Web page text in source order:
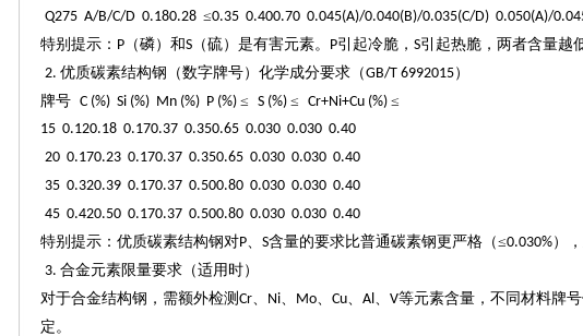
Q275 A/B/C/D 0.180.28 ≤0.35 0.400.70 0.045(A)/0.040(B)/0.035(C/D) 0.050(A)/
特别提示： P （磷）和S （硫）是有害元素。 P引起冷脆， S引起热脆，两者含量越
2. 优质碳素结构钢（数字牌号）化学成分要求（GB/T 6992015）
牌号 C (%) Si (%) Mn (%) P (%) ≤ S (%) ≤ Cr+Ni+Cu (%) ≤
15 0.120.18 0.170.37 0.350.65 0.030 0.030 0.40
20 0.170.23 0.170.37 0.350.65 0.030 0.030 0.40
35 0.320.39 0.170.37 0.500.80 0.030 0.030 0.40
45 0.420.50 0.170.37 0.500.80 0.030 0.030 0.40
特别提示：优质碳素结构钢对P、 S含量的要求比普通碳素钢更严格（≤0.030%）
3. 合金元素限量要求（适用时）
对于合金结构钢，需额外检测 Cr、 Ni、 Mo、 Cu、 Al、 V等元素含量，不同材料牌
定。